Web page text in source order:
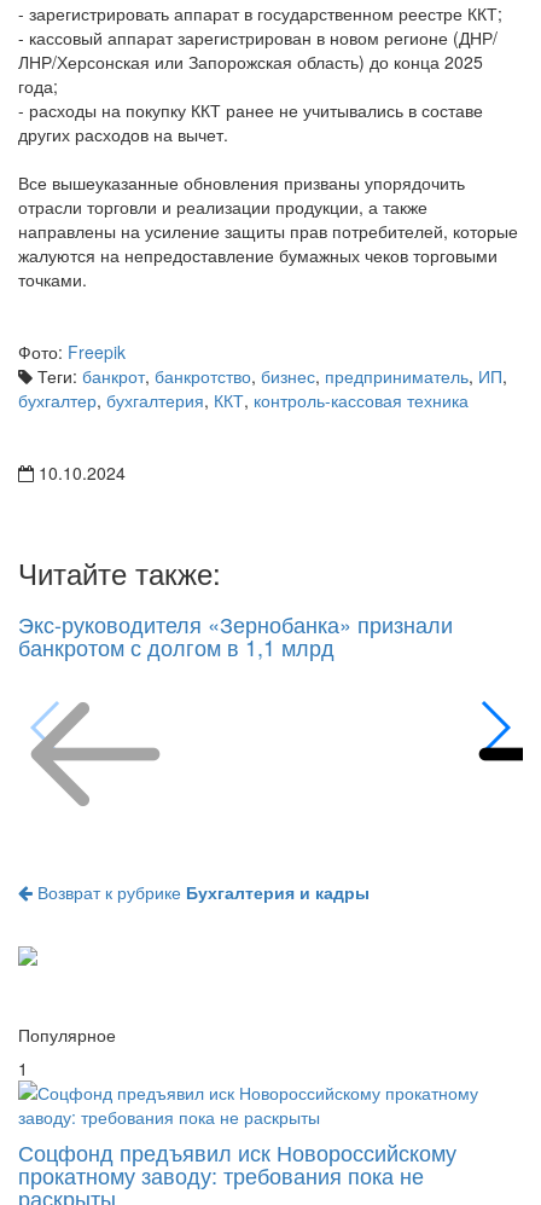
- зарегистрировать аппарат в государственном реестре ККТ;
- кассовый аппарат зарегистрирован в новом регионе (ДНР/
ЛНР/Херсонская или Запорожская область) до конца 2025
года;
- расходы на покупку ККТ ранее не учитывались в составе
других расходов на вычет.
Все вышеуказанные обновления призваны упорядочить
отрасли торговли и реализации продукции, а также
направлены на усиление защиты прав потребителей, которые
жалуются на непредоставление бумажных чеков торговыми
точками.
Фото: Freepik
Теги: банкрот, банкротство, бизнес, предприниматель, ИП,
бухгалтер, бухгалтерия, ККТ, контроль-кассовая техника
10.10.2024
Читайте также:
Экс-руководителя «Зернобанка» признали
банкротом с долгом в 1,1 млрд
Возврат к рубрике Бухгалтерия и кадры
Популярное
1
Соцфонд предъявил иск Новороссийскому
прокатному заводу: требования пока не
раскрыты